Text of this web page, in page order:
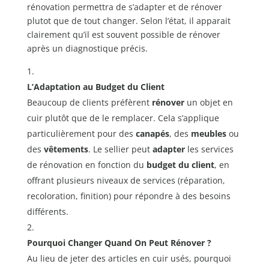
rénovation permettra de s’adapter et de rénover
plutot que de tout changer. Selon l’état, il apparait
clairement qu’il est souvent possible de rénover
après un diagnostique précis.
L’Adaptation au Budget du Client
Beaucoup de clients préfèrent rénoverun objet en
cuir plutôt que de le remplacer. Cela s’applique
particulièrement pour des canapés, des meublesou
des vêtements. Le sellier peut adapterles services
de rénovation en fonction du budget du client, en
offrant plusieurs niveaux de services (réparation,
recoloration, finition) pour répondre à des besoins
différents.
Pourquoi Changer Quand On Peut Rénover ?
Au lieu de jeter des articles en cuir usés, pourquoi